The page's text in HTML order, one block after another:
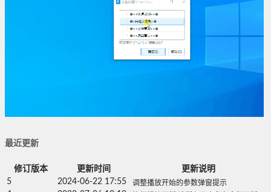
最近更新
修订版本 更新时间
更新说明
5
2024-06-22 17:55 调整播放开始的参数弹窗提示